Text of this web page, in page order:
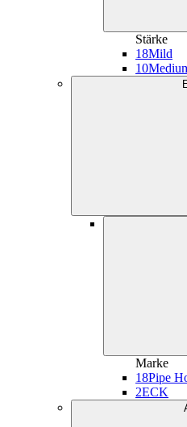
Stärke
18Mild
10
Marke
18Pipe
2ECK